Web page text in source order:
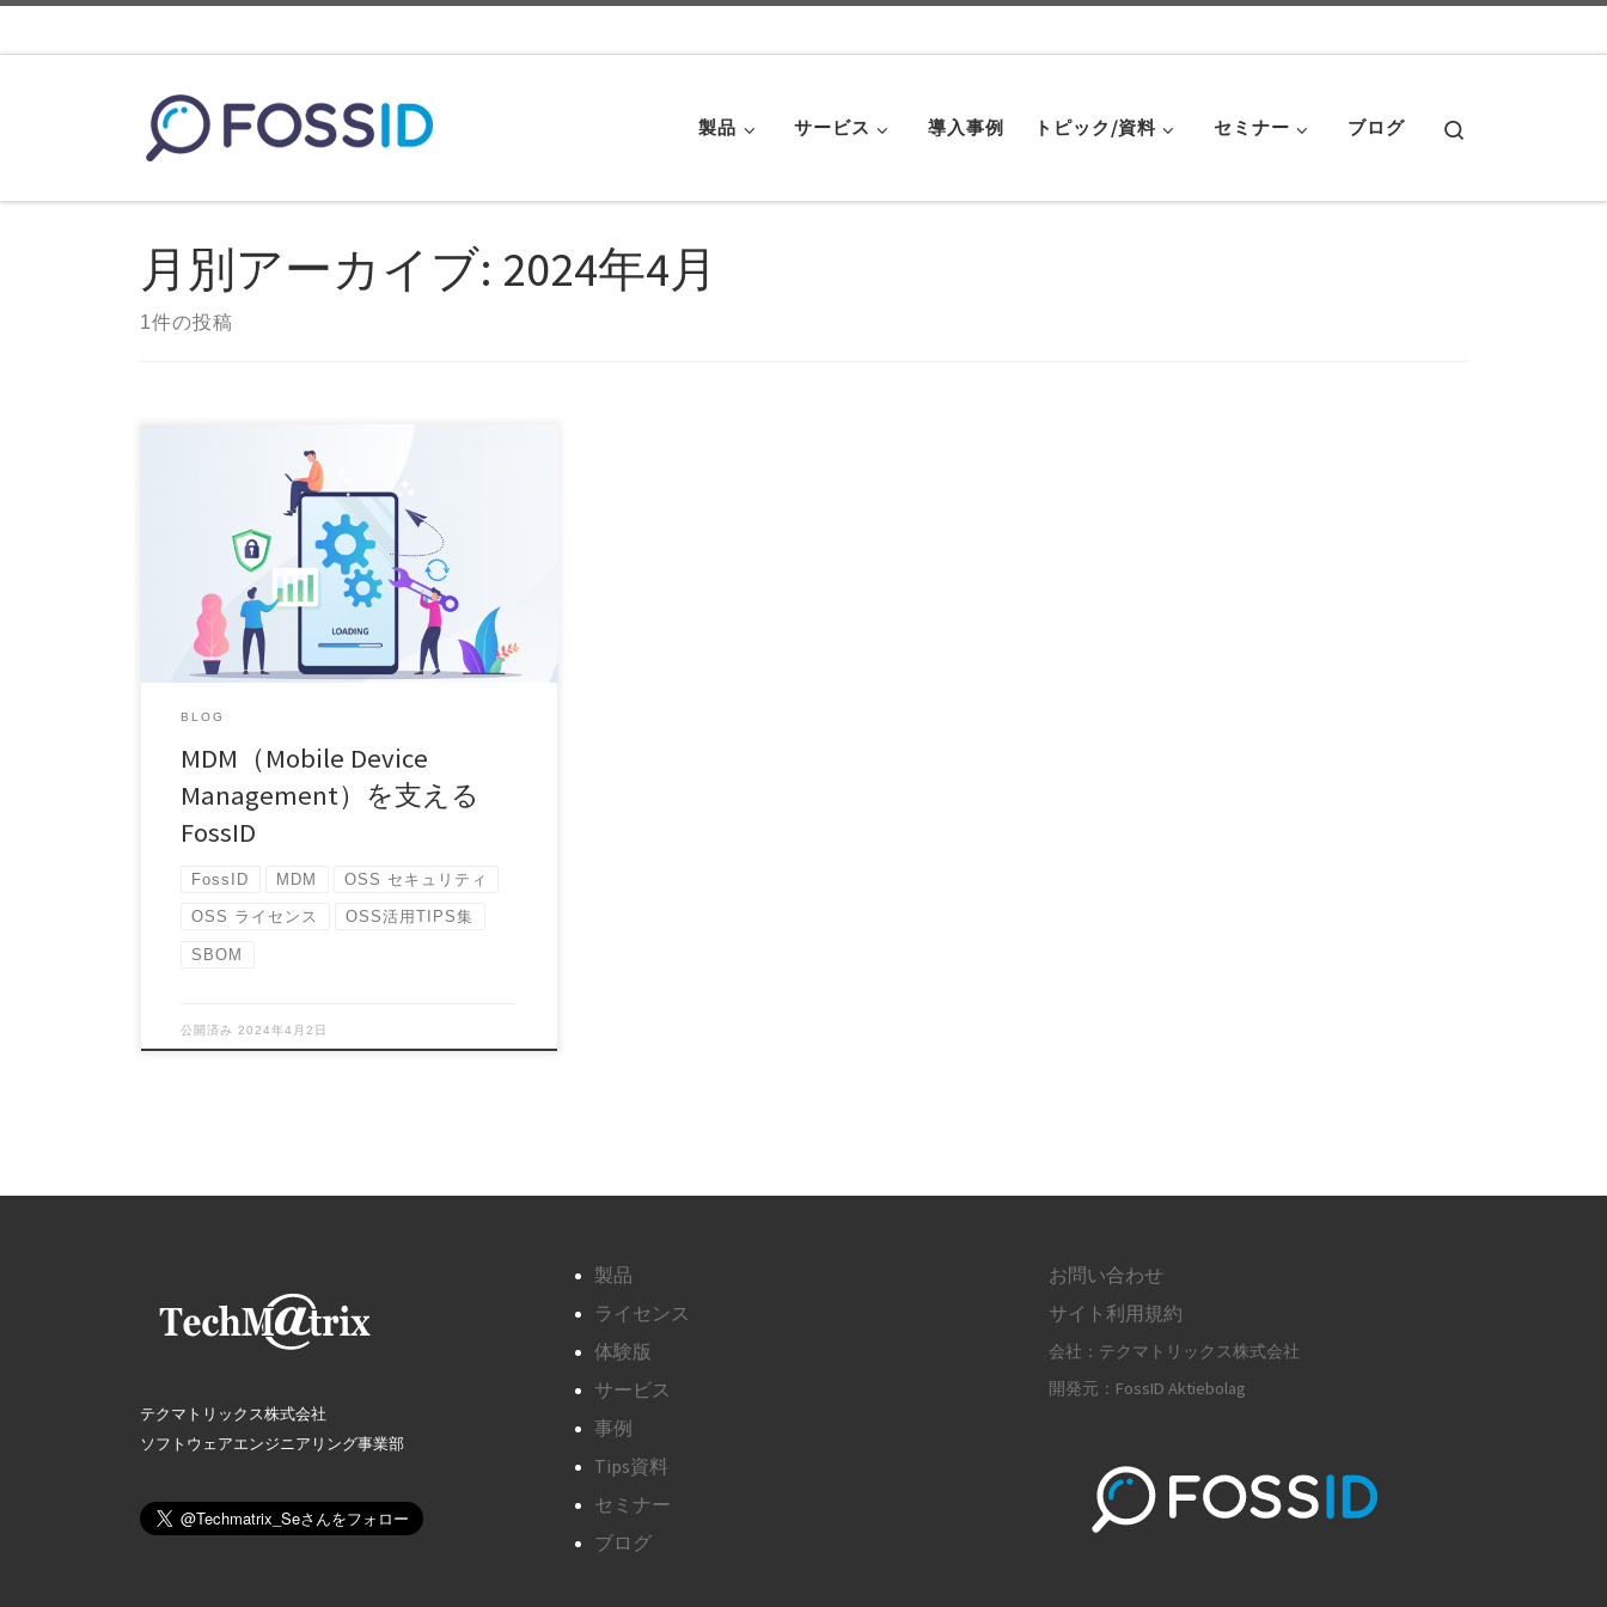
製品 サービス 導入事例 トピック/資料 セミナー ブログ
月別アーカイブ: 2024年4月
1件の投稿
BLOG
MDM（Mobile Device
Management）を支える
FossID
FossID MDM OSS セキュリティ
OSS ライセンス OSS活用TIPS集
SBOM
公開済み2024年4月2日
テクマトリックス株式会社
ソフトウェアエンジニアリング事業部
製品
ライセンス
体験版
サービス
事例
Tips資料
セミナー
ブログ
お問い合わせ
サイト利用規約
会社：テクマトリックス株式会社
開発元：FossID Aktiebolag